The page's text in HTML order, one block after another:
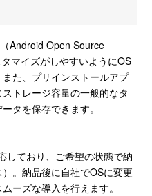
Android Open Source
マイズがしやすいようにOS
た、プリインストールアプ
トレージ容量の一般的なタ
タを保存できます。
しており、ご希望の状態で納
。納品後に自社でOSに変更
ーズな導入を行えます。